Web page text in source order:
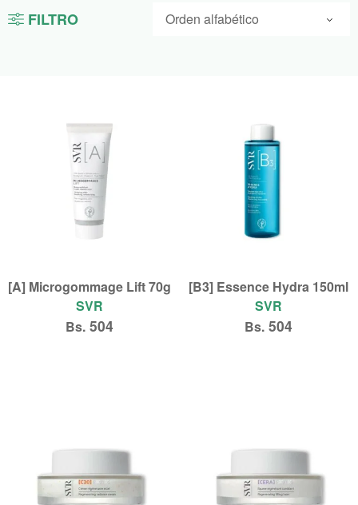
FILTRO
[A] Microgommage Lift 70g
SVR
Bs. 504
[B3] Essence Hydra 150ml
SVR
Bs. 504